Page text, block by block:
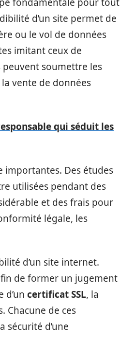
d’un site permet de
ou le vol de données
imitant ceux de
peuvent soumettre les
vente de données
qui séduit les
importantes. Des études
utilisées pendant des
et des frais pour
légale, les
d’un site internet.
de former un jugement
d’un certificat SSL, la
Chacune de ces
sécurité d’une